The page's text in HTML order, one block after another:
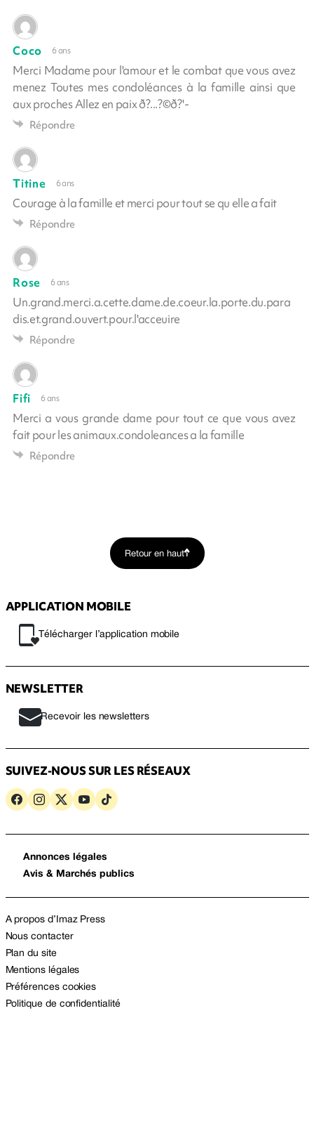
Coco 6 ans
Merci Madame pour l'amour et le combat que vous avez
menez Toutes mes condoléances à la famille ainsi que
aux proches Allez en paix ð?...?©ð?'-
Répondre
Titine 6 ans
Courage à la famille et merci pour tout se qu elle a fait
Répondre
Rose 6 ans
Un.grand.merci.a.cette.dame.de.coeur.la.porte.du.para
dis.et.grand.ouvert.pour.l'acceuire
Répondre
Fifi 6 ans
Merci a vous grande dame pour tout ce que vous avez
fait pour les animaux.condoleances a la famille
Répondre
Retour en haut
APPLICATION MOBILE
Télécharger l’application mobile
NEWSLETTER
Recevoir les newsletters
SUIVEZ-NOUS SUR LES RÉSEAUX
Annonces légales
Avis & Marchés publics
A propos d’Imaz Press
Nous contacter
Plan du site
Mentions légales
Préférences cookies
Politique de confidentialité